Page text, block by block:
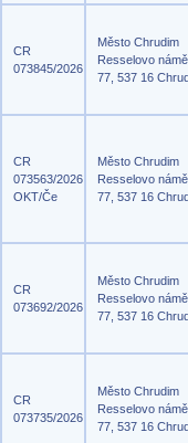
CR
073845/2026
Město Chrudim
Resselovo
77, 537 16
CR
073563/2026
OKT/Če
Město Chrudim
Resselovo
77, 537 16
CR
073692/2026
Město Chrudim
Resselovo
77, 537 16
CR
073735/2026
Město Chrudim
Resselovo
77, 537 16